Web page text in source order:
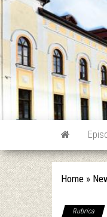
the
content
Home »
Rubrica